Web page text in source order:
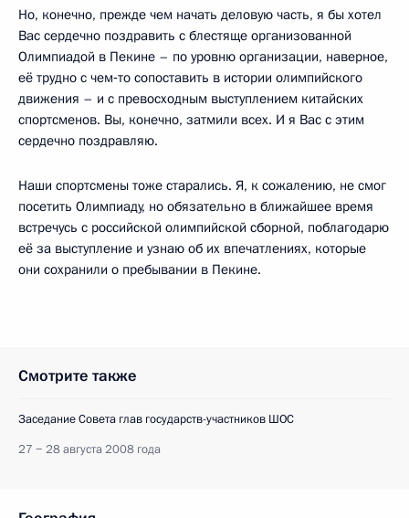
Но, конечно, прежде чем начать деловую часть, я бы хотел
Вас сердечно поздравить с блестяще организованной
Олимпиадой в Пекине – по уровню организации, наверное,
её трудно с чем‑то сопоставить в истории олимпийского
движения – и с превосходным выступлением китайских
спортсменов. Вы, конечно, затмили всех. И я Вас с этим
сердечно поздравляю.
Наши спортсмены тоже старались. Я, к сожалению, не смог
посетить Олимпиаду, но обязательно в ближайшее время
встречусь с российской олимпийской сборной, поблагодарю
её за выступление и узнаю об их впечатлениях, которые
они сохранили о пребывании в Пекине.
Смотрите также
Заседание Совета глав государств-участников ШОС
27 − 28 августа 2008 года